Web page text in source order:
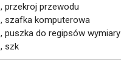
, przekroj przewodu
, szafka komputerowa
, puszka do regipsów wymiary
, szk